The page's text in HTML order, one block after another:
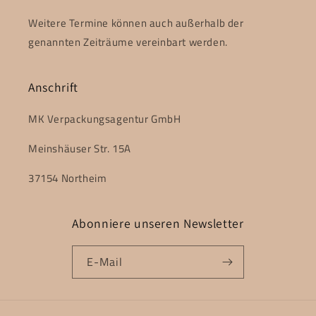
Weitere Termine können auch außerhalb der
genannten Zeiträume vereinbart werden.
Anschrift
MK Verpackungsagentur GmbH
Meinshäuser Str. 15A
37154 Northeim
Abonniere unseren Newsletter
E-Mail